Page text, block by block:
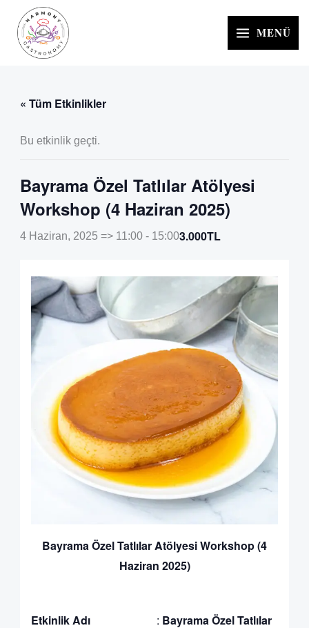
İçeriğe
MENÜ
« Tüm Etkinlikler
Bu etkinlik geçti.
Bayrama Özel Tatlılar Atölyesi
Workshop (4 Haziran 2025)
4 Haziran, 2025 => 11:00- 15:003.000TL
Bayrama Özel Tatlılar Atölyesi Workshop (4
Haziran 2025)
Etkinlik Adı : Bayrama Özel Tatlılar